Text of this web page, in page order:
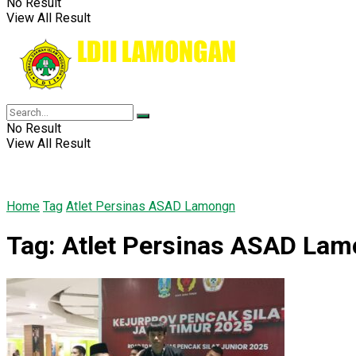
View All Result
No Result
View All Result
Home Tag Atlet Persinas ASAD Lamongn
Tag: Atlet Persinas ASAD